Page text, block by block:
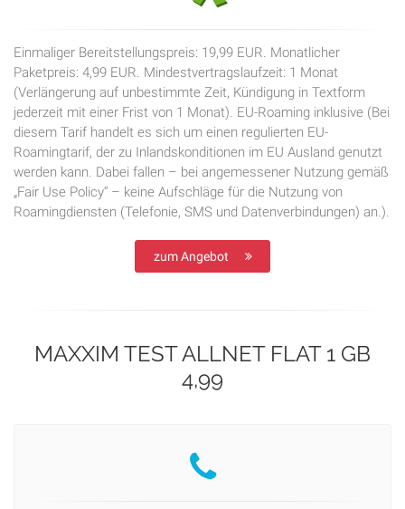
Einmaliger Bereitstellungspreis: 19,99 EUR. Monatlicher
Paketpreis: 4,99 EUR. Mindestvertragslaufzeit: 1 Monat
(Verlängerung auf unbestimmte Zeit, Kündigung in Textform
jederzeit mit einer Frist von 1 Monat). EU-Roaming inklusive (Bei
diesem Tarif handelt es sich um einen regulierten EU-
Roamingtarif, der zu Inlandskonditionen im EU Ausland genutzt
werden kann. Dabei fallen – bei angemessener Nutzung gemäß
„Fair Use Policy“ – keine Aufschläge für die Nutzung von
Roamingdiensten (Telefonie, SMS und Datenverbindungen) an.).
zum Angebot
MAXXIM TEST ALLNET FLAT 1 GB
4,99